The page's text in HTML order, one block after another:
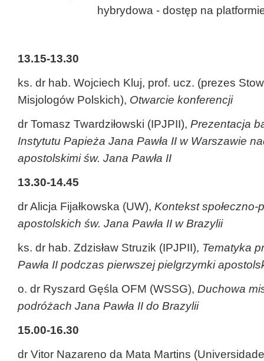
hybrydowa - dostęp na
13.15-13.30
ks. dr hab. Wojciech Kluj, prof. ucz. (prezes
Misjologów Polskich), Otwarcie konferencji
dr Tomasz Twardziłowski (IPJPII), Prezentacja
Instytutu Papieża Jana Pawła II w Warszawie
apostolskimi św. Jana Pawła II
13.30-14.45
dr Alicja Fijałkowska (UW), Kontekst społeczno-
apostolskich św. Jana Pawła II w Brazylii
ks. dr hab. Zdzisław Struzik (IPJPII), Tematyka
Pawła II podczas pierwszej pielgrzymki
o. dr Ryszard Gęśla OFM (WSSG), Duchowa
podróżach Jana Pawła II do Brazylii
15.00-16.30
dr Vitor Nazareno da Mata Martins